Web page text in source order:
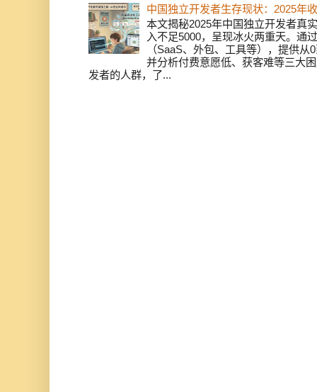
中国独立开发者生存现状：2025年
本文揭秘2025年中国独立开发者真
入不足5000，呈现冰火两重天。通
（SaaS、外包、工具等），提供
并分析付费意愿低、获客难等三大
发者的人群，了...